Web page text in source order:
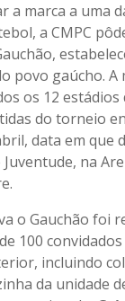
a marca a uma
a CMPC
povo gaúcho. A
os 12 estádios
do torneio
data em que
na
o Gauchão foi
100
incluindo
da unidade